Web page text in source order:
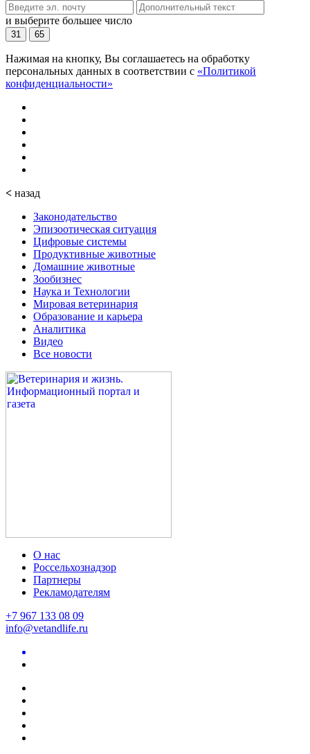
и выберите большее число
31 65
Нажимая на кнопку, Вы соглашаетесь на обработку
персональных данных в соответствии с «Политикой
конфиденциальности»
< назад
Законодательство
Эпизоотическая ситуация
Цифровые системы
Продуктивные животные
Домашние животные
Зообизнес
Наука и Технологии
Мировая ветеринария
Образование и карьера
Аналитика
Видео
Все новости
О нас
Россельхознадзор
Партнеры
Рекламодателям
+7 967 133 08 09
info@vetandlife.ru